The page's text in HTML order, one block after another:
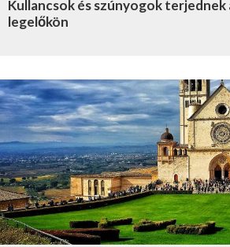
Kullancsok és szúnyogok terjednek
legelőkön